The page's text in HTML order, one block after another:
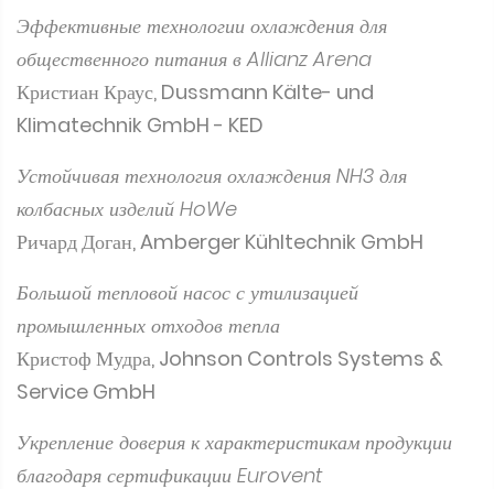
Эффективные технологии охлаждения для
общественного питания в Allianz Arena
Кристиан Краус, Dussmann Kälte- und
Klimatechnik GmbH - KED
Устойчивая технология охлаждения NH3 для
колбасных изделий HoWe
Ричард Доган, Amberger Kühltechnik GmbH
Большой тепловой насос с утилизацией
промышленных отходов тепла
Кристоф Мудра, Johnson Controls Systems &
Service GmbH
Укрепление доверия к характеристикам продукции
благодаря сертификации Eurovent